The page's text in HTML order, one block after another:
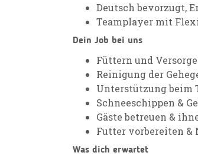
Deutsch bevorzugt,
Teamplayer mit
Dein Job bei uns
Füttern und
Reinigung der
Unterstützung beim
Schneeschippen &
Gäste betreuen &
Futter vorbereiten &
Was dich erwartet